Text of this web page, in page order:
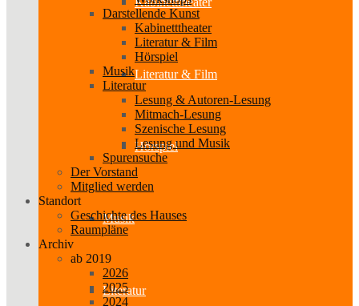
Literatur & Film
Hörspiel
Musik
Literatur
Darstellende Kunst
Kabinetttheater
Literatur & Film
Hörspiel
Musik
Literatur
Lesung & Autoren-Lesung
Mitmach-Lesung
Szenische Lesung
Lesung und Musik
Spurensuche
Der Vorstand
Mitglied werden
Standort
Geschichte des Hauses
Raumpläne
Archiv
ab 2019
2026
2025
2024